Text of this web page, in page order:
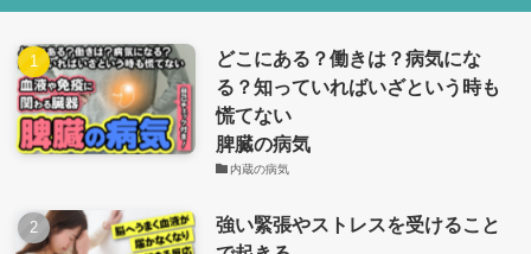
どこにある？働きは？病気にな
る？知っていればいざという時も
慌てない
脾臓の病気
内蔵の病気
強い緊張やストレスを受けること